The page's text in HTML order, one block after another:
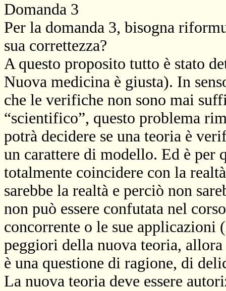
Domanda 3
Per la domanda 3, bisogna
sua correttezza?
A questo proposito tutto è stato
Nuova medicina è giusta). In
che le verifiche non sono mai
“scientifico”, questo problema
potrà decidere se una teoria è
un carattere di modello. Ed è per
totalmente coincidere con la
sarebbe la realtà e perciò non
non può essere confutata nel
concorrente o le sue applicazioni
peggiori della nuova teoria,
è una questione di ragione, di
La nuova teoria deve essere